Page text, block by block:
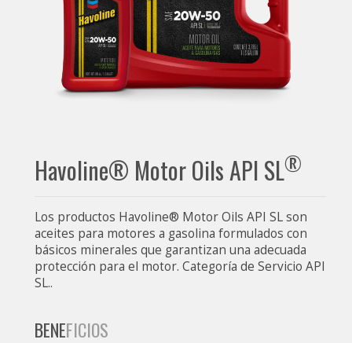
Havoline® Motor Oils API SL®
Los productos Havoline® Motor Oils API SL son
aceites para motores a gasolina formulados con
básicos minerales que garantizan una adecuada
protección para el motor. Categoría de Servicio API
SL..
BENEFICIOS